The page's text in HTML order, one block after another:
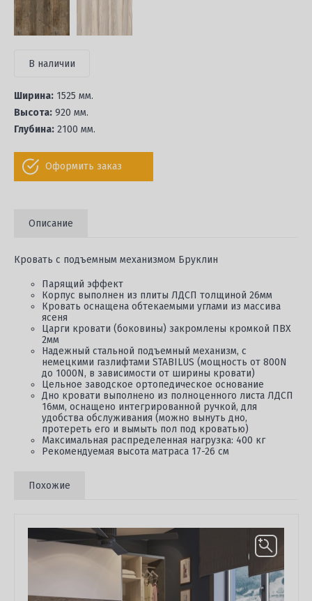
В наличии
Ширина: 1525 мм.
Высота: 920 мм.
Глубина: 2100 мм.
Оформить заказ
Описание
Кровать с подъемным механизмом Бруклин
Парящий эффект
Корпус выполнен из плиты ЛДСП толщиной 26мм
Кровать оснащена обтекаемыми углами из массива
ясеня
Царги кровати (боковины) закромлены кромкой ПВХ
2мм
Надежный стальной подъемный механизм, с
немецкими газлифтами STABILUS (мощность от 800N
до 1000N, в зависимости от ширины кровати)
Цельное заводское ортопедическое основание
Дно кровати выполнено из полноценного листа ЛДСП
16мм, оснащено интегрированной ручкой, для
удобства обслуживания (можно вынуть дно,
протереть его и вымыть пол под кроватью)
Максимальная распределенная нагрузка: 400 кг
Рекомендуемая высота матраса 17-26 см
Похожие